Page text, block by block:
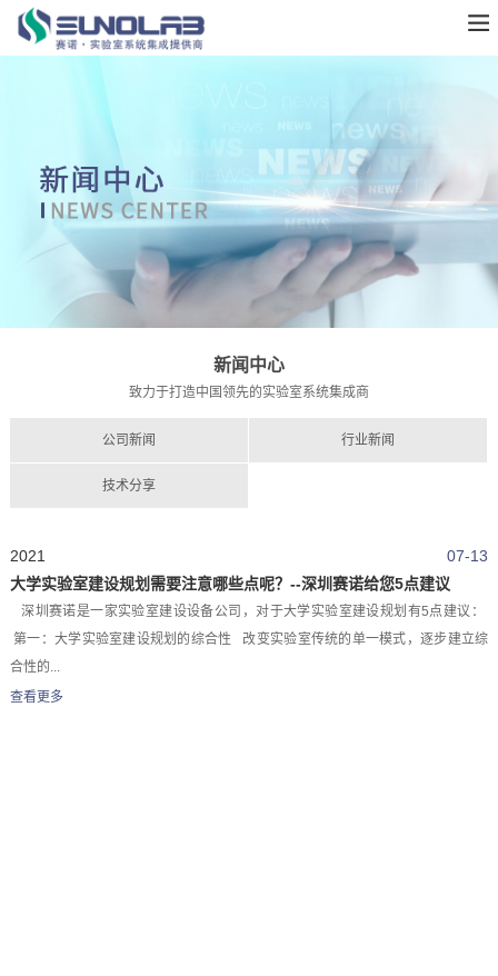
新闻中心
致力于打造中国领先的实验室系统集成商
公司新闻 行业新闻
技术分享
07-13
2021
大学实验室建设规划需要注意哪些点呢？--深圳赛诺给您5点建议
深圳赛诺是一家实验室建设设备公司，对于大学实验室建设规划有5点建议：
第一：大学实验室建设规划的综合性 改变实验室传统的单一模式，逐步建立综
合性的...
查看更多